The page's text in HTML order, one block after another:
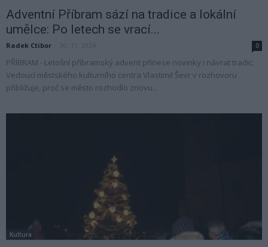
Adventní Příbram sází na tradice a lokální
umělce: Po letech se vrací...
Radek Ctibor 0
PŘÍBRAM - Letošní příbramský advent přinese novinky i návrat tradic.
Vedoucí městského kulturního centra Vlastimil Ševr v rozhovoru
přibližuje, proč se město rozhodlo znovu...
Kultura